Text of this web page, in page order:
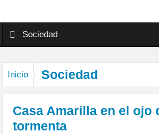
Sociedad
Inicio Sociedad
Casa Amarilla en el ojo
tormenta